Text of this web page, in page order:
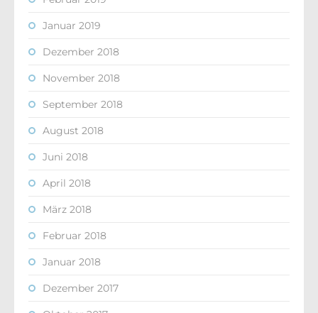
Januar 2019
Dezember 2018
November 2018
September 2018
August 2018
Juni 2018
April 2018
März 2018
Februar 2018
Januar 2018
Dezember 2017